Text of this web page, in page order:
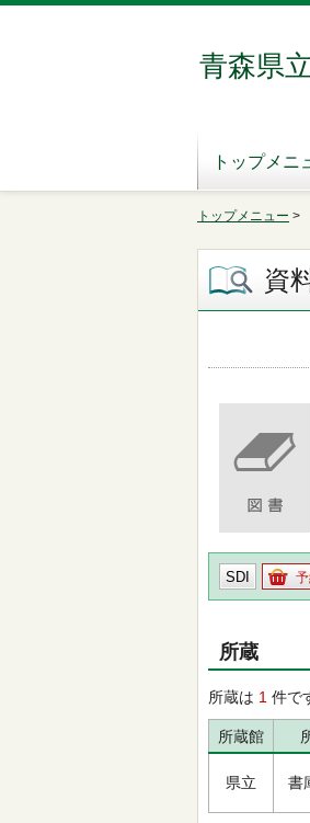
青森県
トップメニ
トップメニュー >
資
SDI
所蔵
所蔵は 1 件で
所蔵館
県立 書